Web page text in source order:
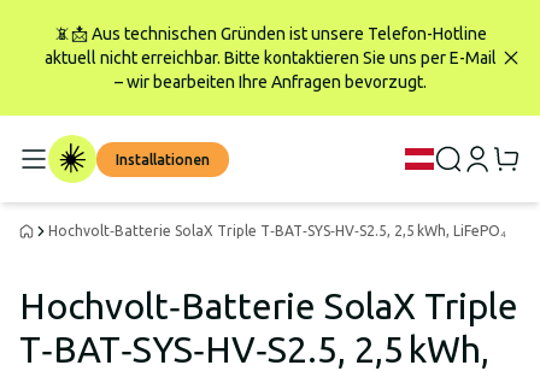
📵📩 Aus technischen Gründen ist unsere Telefon-Hotline
aktuell nicht erreichbar. Bitte kontaktieren Sie uns per E-Mail
– wir bearbeiten Ihre Anfragen bevorzugt.
Installationen
Hochvolt‑Batterie SolaX Triple T‑BAT‑SYS‑HV‑S2.5, 2,5 kWh, LiFePO₄
Hochvolt‑Batterie SolaX Triple
T‑BAT‑SYS‑HV‑S2.5, 2,5 kWh,